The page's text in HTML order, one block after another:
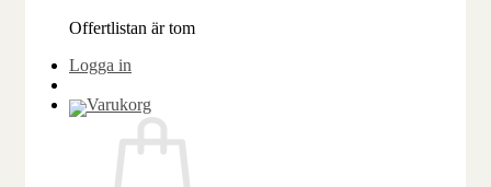
Offertlistan är tom
Logga in